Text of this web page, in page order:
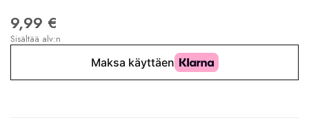
9,99 €
Sisältää alv:n